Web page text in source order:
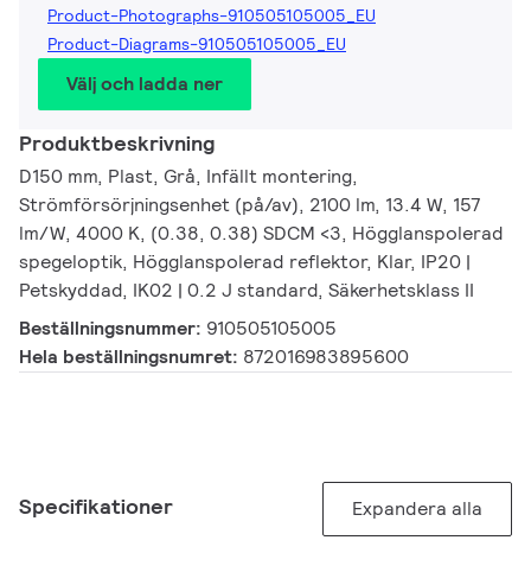
Product-Photographs-910505105005_EU
Product-Diagrams-910505105005_EU
Välj och ladda ner
Produktbeskrivning
D150 mm, Plast, Grå, Infällt montering,
Strömförsörjningsenhet (på/av), 2100 lm, 13.4 W, 157
lm/W, 4000 K, (0.38, 0.38) SDCM <3, Högglanspolerad
spegeloptik, Högglanspolerad reflektor, Klar, IP20 |
Petskyddad, IK02 | 0.2 J standard, Säkerhetsklass II
Beställningsnummer: 910505105005
Hela beställningsnumret: 872016983895600
Specifikationer Expandera alla